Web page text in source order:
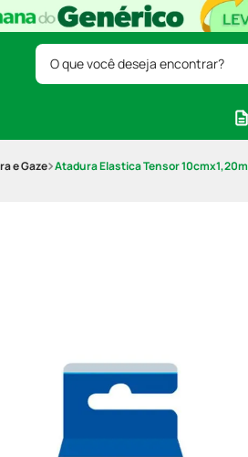
O que você deseja encontrar?
e Gaze Atadura Elastica Tensor 10cmx1,20m